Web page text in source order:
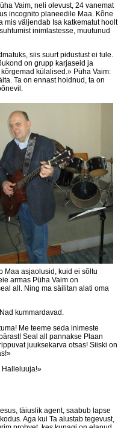
Vaim, neli olevust, 24 vanemat
incognito planeedile Maa. Kõne
mis väljendab Isa katkematut hoolt
inimlastesse, muutunud
siis suurt pidustust ei tule.
on grupp karjaseid ja
külalised.» Püha Vaim:
Ta on ennast hoidnud, ta on
Maa asjaolusid, kuid ei sõltu
armas Püha Vaim on
all. Ning ma säilitan alati oma
kummardavad.
Me teeme seda inimeste
Seal all pannakse Plaan
juuksekarva otsas! Siiski on
Halleluuja!»
täiuslik agent, saabub lapse
Aga kui Ta alustab tegevust,